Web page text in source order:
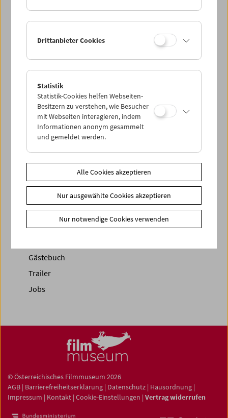
< zurück zur Übersicht
Share on
News Archiv
Newsletter
Gästebuch
Trailer
Jobs
© Österreichisches Filmmuseum 2026
AGB | Barrierefreiheitserklärung | Datenschutz | Hausordnung |
Impressum | Kontakt | Cookie-Einstellungen | Vertrag widerrufen
Drittanbieter Cookies
Statistik
Statistik-Cookies helfen Webseiten-
Besitzern zu verstehen, wie Besucher
mit Webseiten interagieren, indem
Informationen anonym gesammelt
und gemeldet werden.
Alle Cookies akzeptieren
Nur ausgewählte Cookies akzeptieren
Nur notwendige Cookies verwenden